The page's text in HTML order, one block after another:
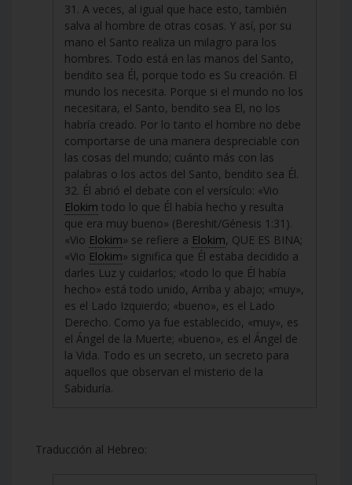
31. A veces, al igual que hace esto, también
salva al hombre de otras cosas. Y así, por su
mano el Santo realiza un milagro para los
hombres. Todo está en las manos del Santo,
bendito sea Él, porque todo es Su creación. El
mundo los necesita. Porque si el mundo no los
necesitara, el Santo, bendito sea El, no los
habría creado. Por lo tanto el hombre no debe
comportarse de una manera despreciable con
las cosas del mundo; cuánto más con las
palabras o los actos del Santo, bendito sea Él.
32. Él abrió el debate con el versículo: «Vio
Elokim todo lo que Él había hecho y resulta
que era muy bueno» (Bereshit/Génesis 1:31).
«Vio Elokim» se refiere a Elokim, QUE ES BINA;
«Vio Elokim» significa que Él estaba decidido a
darles Luz y cuidarlos; «todo lo que Él había
hecho» está todo unido, Arriba y abajo; «muy»,
es el Lado Izquierdo; «bueno», es el Lado
Derecho. Como ya fue establecido, «muy», es
el Ángel de la Muerte; «bueno», es el Ángel de
la Vida. Todo es un secreto, un secreto para
aquellos que observan el misterio de la
Sabiduría.
Traducción al Hebreo: